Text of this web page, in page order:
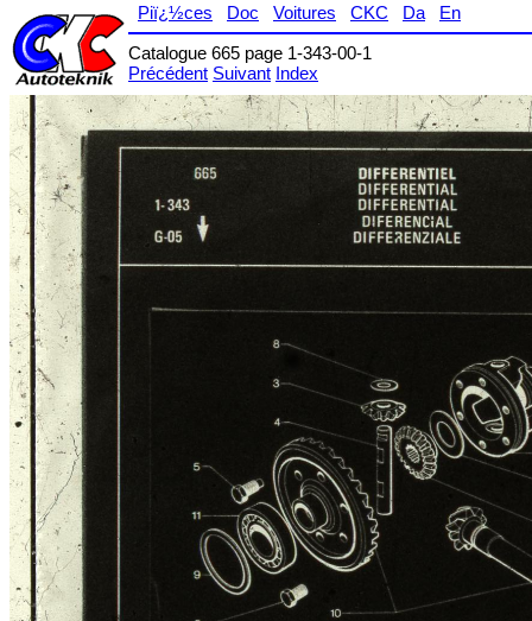
Piï¿½ces Doc Voitures CKC Da
En
Catalogue 665 page 1-343-00-1
Précédent Suivant Index